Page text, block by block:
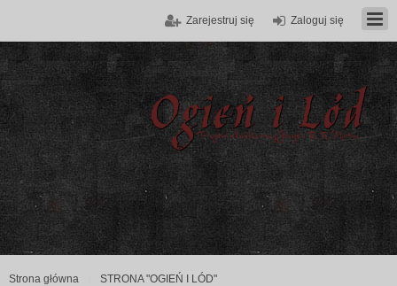
Zaloguj się
Zarejestruj się
Strona główna STRONA "OGIEŃ I LÓD"